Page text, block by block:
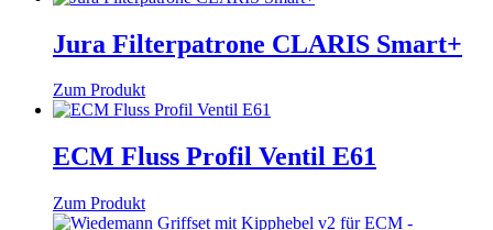
Jura Filterpatrone CLARIS Smart+
Zum Produkt
ECM Fluss Profil Ventil E61
Zum Produkt